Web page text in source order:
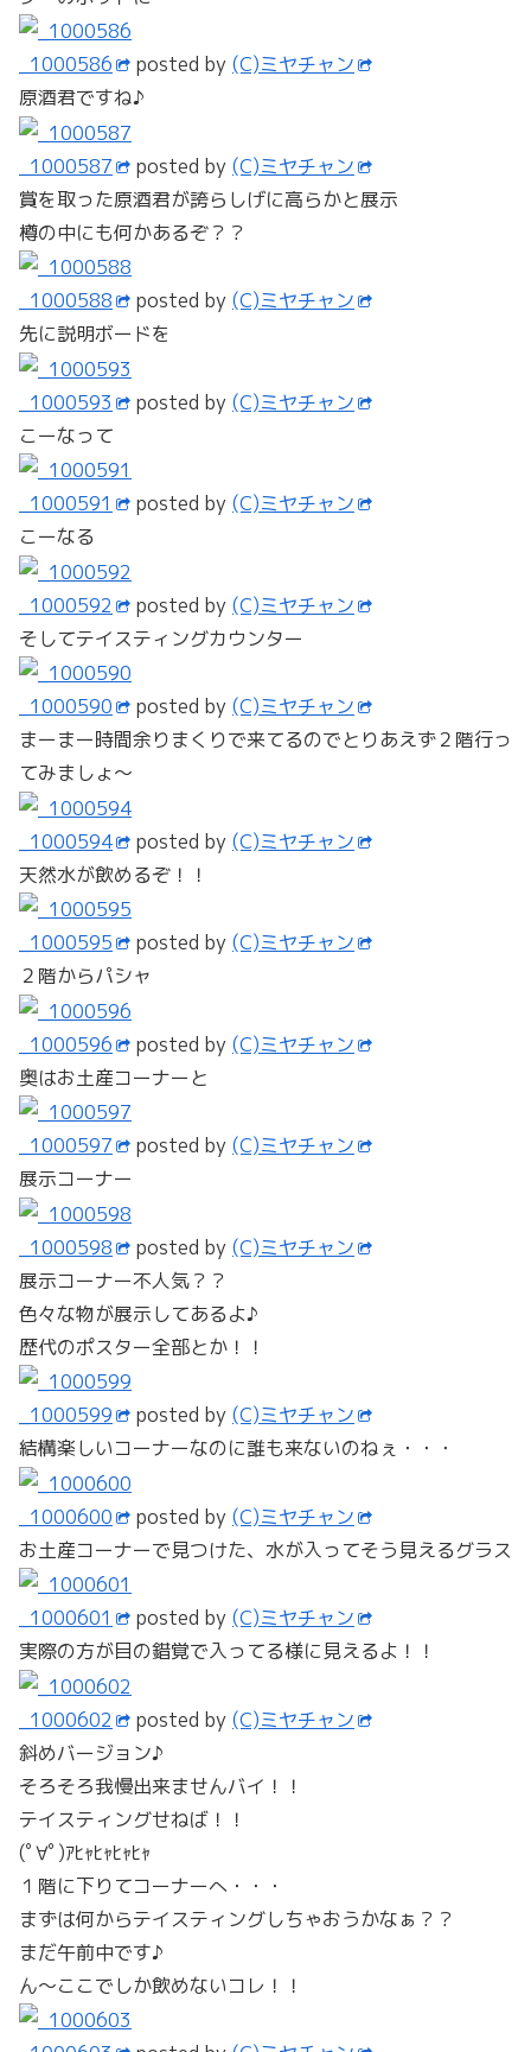
_1000586 posted by (C)ミヤチャン
原酒君ですね♪
_1000587 posted by (C)ミヤチャン
賞を取った原酒君が誇らしげに高らかと展示
樽の中にも何かあるぞ？？
_1000588 posted by (C)ミヤチャン
先に説明ボードを
_1000593 posted by (C)ミヤチャン
こーなって
_1000591 posted by (C)ミヤチャン
こーなる
_1000592 posted by (C)ミヤチャン
そしてテイスティングカウンター
_1000590 posted by (C)ミヤチャン
まーまー時間余りまくりで来てるのでとりあえず２階行っ
てみましょ～
_1000594 posted by (C)ミヤチャン
天然水が飲めるぞ！！
_1000595 posted by (C)ミヤチャン
２階からパシャ
_1000596 posted by (C)ミヤチャン
奥はお土産コーナーと
_1000597 posted by (C)ミヤチャン
展示コーナー
_1000598 posted by (C)ミヤチャン
展示コーナー不人気？？
色々な物が展示してあるよ♪
歴代のポスター全部とか！！
_1000599 posted by (C)ミヤチャン
結構楽しいコーナーなのに誰も来ないのねぇ・・・
_1000600 posted by (C)ミヤチャン
お土産コーナーで見つけた、水が入ってそう見えるグラス
_1000601 posted by (C)ミヤチャン
実際の方が目の錯覚で入ってる様に見えるよ！！
_1000602 posted by (C)ミヤチャン
斜めバージョン♪
そろそろ我慢出来ませんバイ！！
テイスティングせねば！！
(ﾟ∀ﾟ)ｱﾋｬﾋｬﾋｬﾋｬ
１階に下りてコーナーへ・・・
まずは何からテイスティングしちゃおうかなぁ？？
まだ午前中です♪
ん～ここでしか飲めないコレ！！